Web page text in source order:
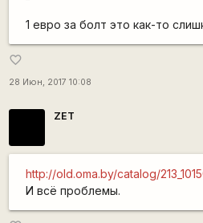
1 евро за болт это как-то
favorite_border
28 Июн, 2017 10:08
ZET
http://old.oma.by/catalog/
И всё проблемы.